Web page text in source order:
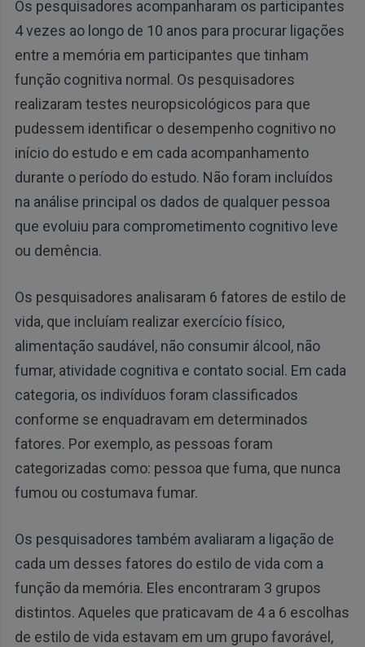
Os pesquisadores acompanharam os participantes
4 vezes ao longo de 10 anos para procurar ligações
entre a memória em participantes que tinham
função cognitiva normal. Os pesquisadores
realizaram testes neuropsicológicos para que
pudessem identificar o desempenho cognitivo no
início do estudo e em cada acompanhamento
durante o período do estudo. Não foram incluídos
na análise principal os dados de qualquer pessoa
que evoluiu para comprometimento cognitivo leve
ou demência.
Os pesquisadores analisaram 6 fatores de estilo de
vida, que incluíam realizar exercício físico,
alimentação saudável, não consumir álcool, não
fumar, atividade cognitiva e contato social. Em cada
categoria, os indivíduos foram classificados
conforme se enquadravam em determinados
fatores. Por exemplo, as pessoas foram
categorizadas como: pessoa que fuma, que nunca
fumou ou costumava fumar.
Os pesquisadores também avaliaram a ligação de
cada um desses fatores do estilo de vida com a
função da memória. Eles encontraram 3 grupos
distintos. Aqueles que praticavam de 4 a 6 escolhas
de estilo de vida estavam em um grupo favorável,